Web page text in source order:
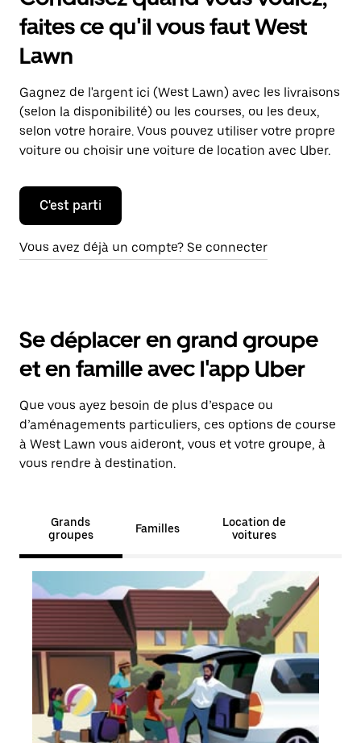
faites ce qu'il vous faut West
Lawn
Gagnez de l'argent ici (West Lawn) avec les livraisons
(selon la disponibilité) ou les courses, ou les deux,
selon votre horaire. Vous pouvez utiliser votre propre
voiture ou choisir une voiture de location avec Uber.
C'est parti
Vous avez déjà un compte? Se connecter
Se déplacer en grand groupe
et en famille avec l'app Uber
Que vous ayez besoin de plus d’espace ou
d’aménagements particuliers, ces options de course
à West Lawn vous aideront, vous et votre groupe, à
vous rendre à destination.
Grands
groupes
Familles
Location de
voitures